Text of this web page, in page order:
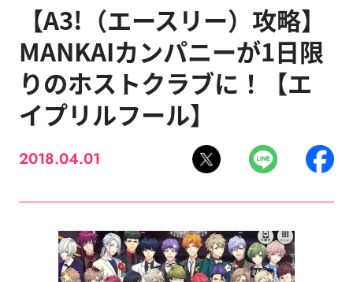
【A3!（エースリー）攻略】
MANKAIカンパニーが1日限
りのホストクラブに！【エ
イプリルフール】
2018.04.01